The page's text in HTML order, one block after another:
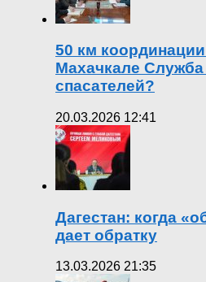
50 км
Махачкале Служба
спасателей?
20.03.2026 12:41
Дагестан: когда
дает обратку
13.03.2026 21:35